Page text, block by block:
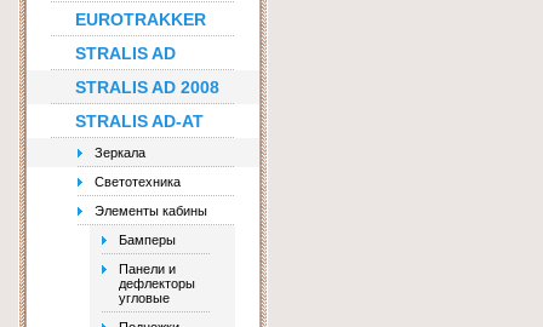
EUROTRAKKER
STRALIS AD
STRALIS AD 2008
STRALIS AD-AT
Зеркала
Светотехника
Элементы кабины
Бамперы
Панели и
дефлекторы
угловые